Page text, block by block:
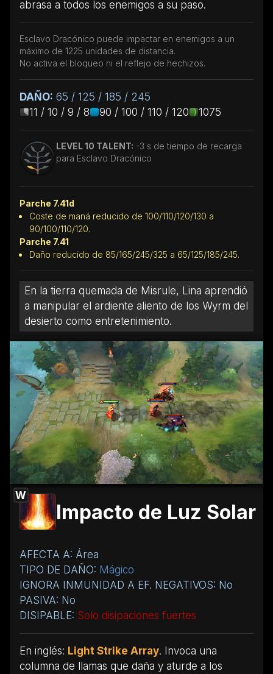
abrasa a todos los enemigos a su paso.
Esclavo Dracónico puede impactar en enemigos a un
máximo de 1225 unidades de distancia.
No activa el bloqueo ni el reflejo de hechizos.
DAÑO: 65 / 125 / 185 / 245
11 / 10 / 9 / 8
90 / 100 / 110 / 120 1075
LEVEL 10 TALENT: -3 s de tiempo de recarga
para Esclavo Dracónico
Parche 7.41d
Coste de maná reducido de 100/110/120/130 a
90/100/110/120.
Parche 7.41
Daño reducido de 85/165/245/325 a 65/125/185/245.
En la tierra quemada de Misrule, Lina aprendió
a manipular el ardiente aliento de los Wyrm del
desierto como entretenimiento.
W
Impacto de Luz Solar
AFECTA A: Área
TIPO DE DAÑO: Mágico
IGNORA INMUNIDAD A EF. NEGATIVOS: No
PASIVA: No
DISIPABLE: Solo disipaciones fuertes
En inglés: Light Strike Array. Invoca una
columna de llamas que daña y aturde a los